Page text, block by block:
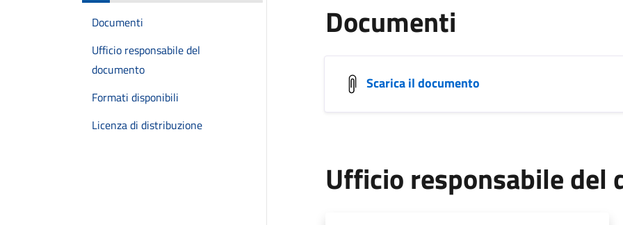
Documenti
Ufficio responsabile del
documento
Formati disponibili
Licenza di distribuzione
Documenti
Scarica il documento
Ufficio responsabile del